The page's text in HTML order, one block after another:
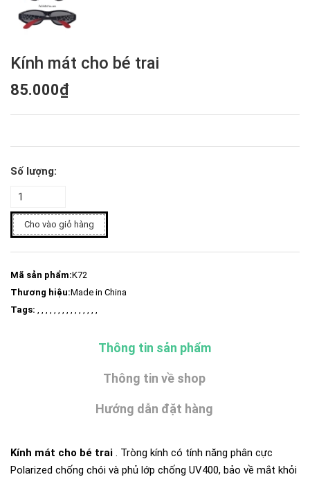
Kính mát cho bé trai
85.000₫
Số lượng:
Cho vào giỏ hàng
Mã sản phẩm:K72
Thương hiệu:Made in China
Tags: , , , , , , , , , , , , , , ,
Thông tin sản phẩm
Thông tin về shop
Hướng dẫn đặt hàng
Kính mát cho bé trai . Tròng kính có tính năng phân cực
Polarized chống chói và phủ lớp chống UV400, bảo về mắt khỏi